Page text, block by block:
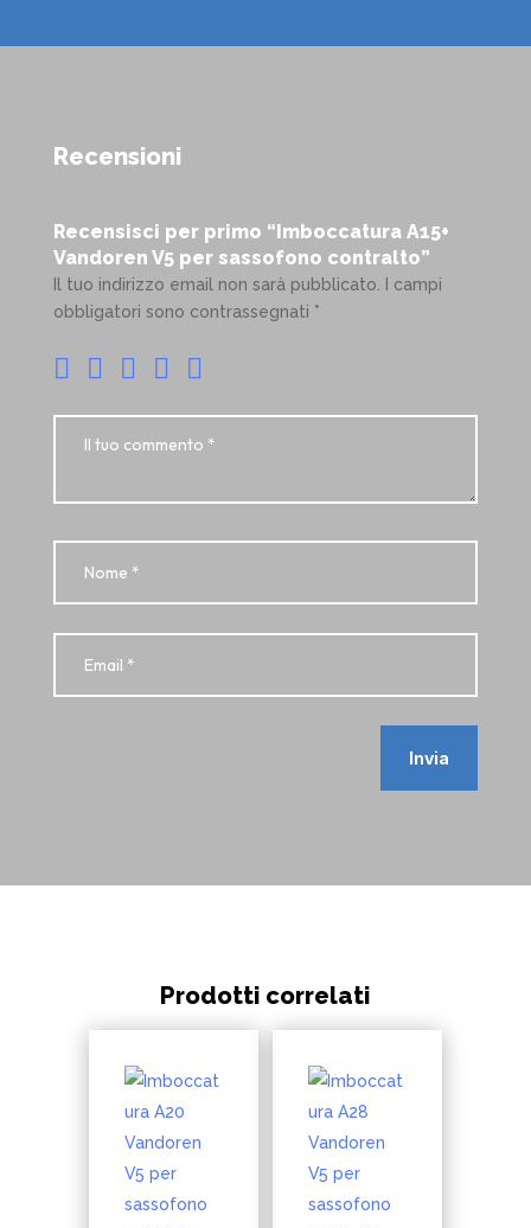
Recensioni
Recensisci per primo “Imboccatura A15+
Vandoren V5 per sassofono contralto”
Il tuo indirizzo email non sarà pubblicato.
I campi
obbligatori sono contrassegnati *
Invia
Prodotti correlati